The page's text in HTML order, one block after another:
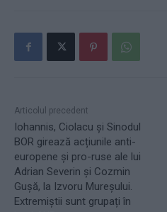
Articolul precedent
Iohannis, Ciolacu și Sinodul
BOR girează acțiunile anti-
europene și pro-ruse ale lui
Adrian Severin și Cozmin
Gușă, la Izvoru Mureșului.
Extremiștii sunt grupați în